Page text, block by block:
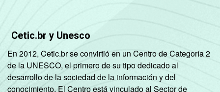
Cetic.br y Unesco
En 2012, Cetic.br se convirtió en un Centro de Categoría 2
de la UNESCO, el primero de su tipo dedicado al
desarrollo de la sociedad de la información y del
conocimiento. El Centro está vinculado al Sector de